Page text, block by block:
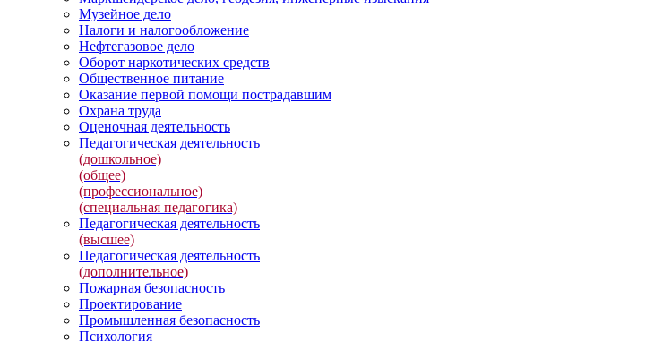
Музейное дело
Налоги и налогообложение
Нефтегазовое дело
Оборот наркотических средств
Общественное питание
Оказание первой помощи пострадавшим
Охрана труда
Оценочная деятельность
Педагогическая деятельность
(дошкольное)
(общее)
(профессиональное)
(специальная педагогика)
Педагогическая деятельность
(высшее)
Педагогическая деятельность
(дополнительное)
Пожарная безопасность
Проектирование
Промышленная безопасность
Психология